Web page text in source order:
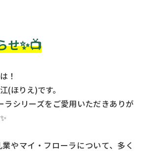
せ✨📺
！
(ほりえ)です。
ラシリーズをご愛用いただきありが
やマイ・フローラについて、多く